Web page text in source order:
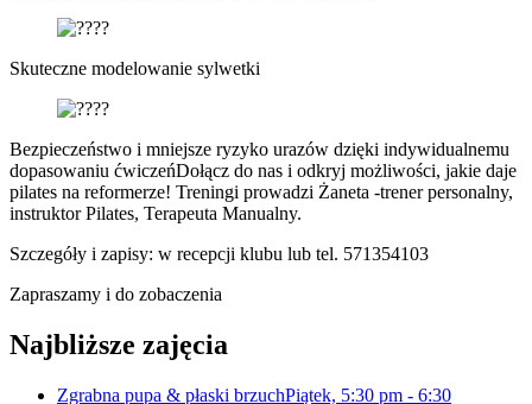
Skuteczne modelowanie sylwetki
Bezpieczeństwo i mniejsze ryzyko urazów dzięki indywidualnemu
dopasowaniu ćwiczeńDołącz do nas i odkryj możliwości, jakie daje
pilates na reformerze! Treningi prowadzi Żaneta -trener personalny,
instruktor Pilates, Terapeuta Manualny.
Szczegóły i zapisy: w recepcji klubu lub tel. 571354103
Zapraszamy i do zobaczenia
Najbliższe zajęcia
Zgrabna pupa & płaski brzuchPiątek, 5:30 pm - 6:30